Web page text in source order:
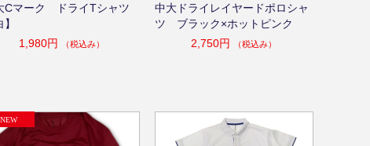
Cマーク ドライTシャツ
】
1,980円
（税込み）
中大ドライレイヤードポロシャ
ツ ブラック×ホットピンク
2,750円
（税込み）